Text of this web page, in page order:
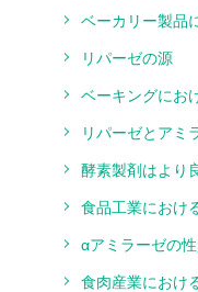
ベーカリー製品
リパーゼの源
ベーキングにお
リパーゼとアミ
酵素製剤はより
食品工業におけ
αアミラーゼの
食肉産業におけ